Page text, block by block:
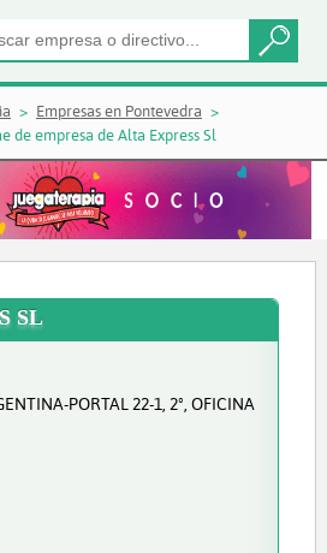
Empresas en Pontevedra
de empresa de Alta Express Sl
SL
PORTAL 22-1, 2º, OFICINA